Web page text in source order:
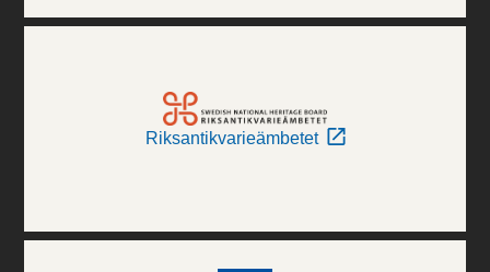
Riksantikvarieämbetet